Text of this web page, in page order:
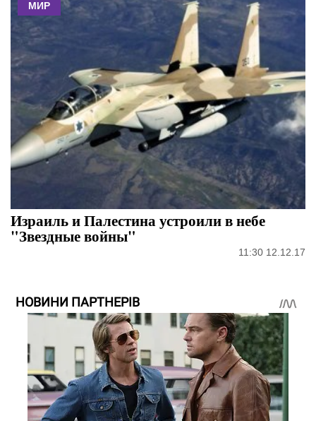
МИР
Израиль и Палестина устроили в небе
"Звездные войны"
11:30 12.12.17
НОВИНИ ПАРТНЕРІВ